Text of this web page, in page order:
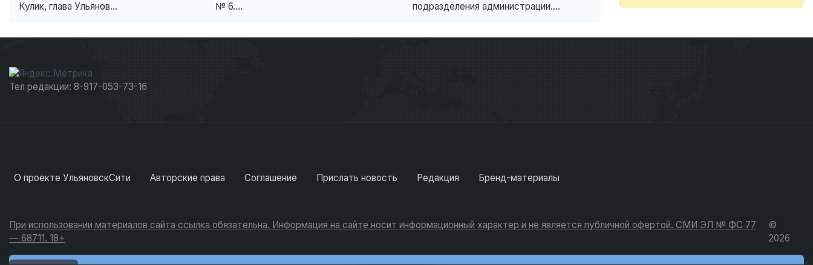
Кулик, глава Ульянов...
№ 6....
подразделения администрации....
Тел редакции: 8-917-053-73-16
О проекте УльяновскСити Авторские права Соглашение Прислать новость Редакция Бренд-материалы
При использовании материалов сайта ссылка обязательна. Информация на сайте носит информационный характер и не является публичной офертой. СМИ ЭЛ № ФС 77
— 68711. 18+
©
2026